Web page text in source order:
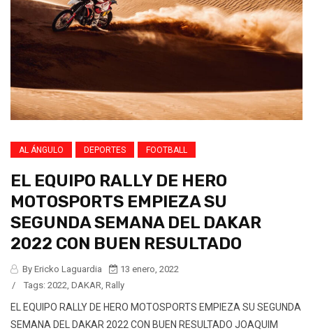
AL ÁNGULO DEPORTES FOOTBALL
EL EQUIPO RALLY DE HERO
MOTOSPORTS EMPIEZA SU
SEGUNDA SEMANA DEL DAKAR
2022 CON BUEN RESULTADO
By Ericko Laguardia
13 enero, 2022
/
Tags: 2022 DAKAR Rally
EL EQUIPO RALLY DE HERO MOTOSPORTS EMPIEZA SU SEGUNDA
SEMANA DEL DAKAR 2022 CON BUEN RESULTADO JOAQUIM